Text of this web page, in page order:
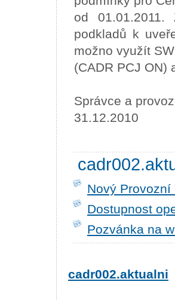
od 01.01.2011.
podkladů k
možno využít
(CADR PCJ ON)
Správce a
31.12.2010
Nový
Dostupnost
Pozvánka na
cadr002.aktualni